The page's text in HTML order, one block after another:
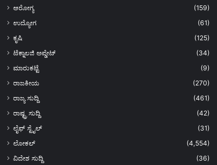
ಆರೋಗ್ಯ
(159)
ಉದ್ಯೋಗ
(61)
ಕೃಷಿ
(125)
ಟೆಕ್ನಾಲಜಿ ಅಪ್ಡೇಟ್
(34)
ಮಾರುಕಟ್ಟೆ
(9)
ರಾಜಕೀಯ
(270)
ರಾಜ್ಯ ಸುದ್ದಿ
(461)
ರಾಷ್ಟ್ರ ಸುದ್ದಿ
(42)
ಲೈಫ್ ಸ್ಟೈಲ್
(31)
ಲೋಕಲ್
(4,554)
ವಿದೇಶ ಸುದ್ದಿ
(36)